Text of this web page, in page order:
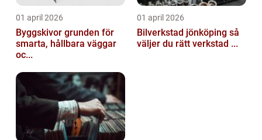
01 april 2026
Byggskivor grunden för
smarta, hållbara väggar
oc...
01 april 2026
Bilverkstad jönköping så
väljer du rätt verkstad ...